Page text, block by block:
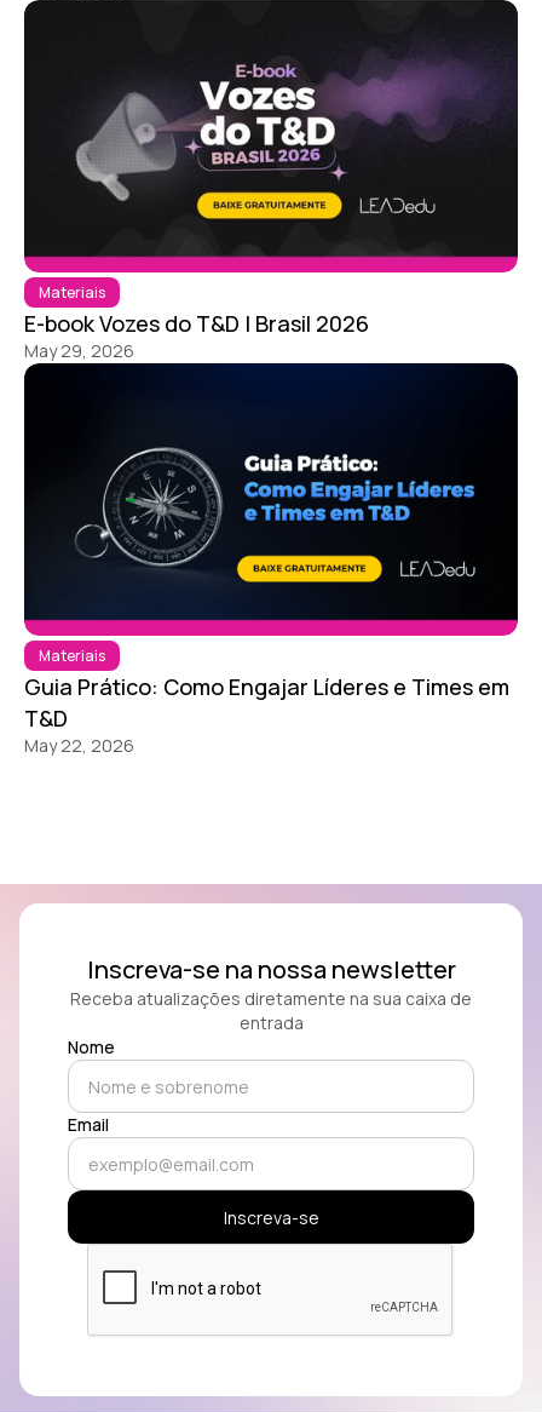
Materiais
E-book Vozes do T&D | Brasil 2026
May 29, 2026
Materiais
Guia Prático: Como Engajar Líderes e Times em
T&D
May 22, 2026
Inscreva-se na nossa newsletter
Receba atualizações diretamente na sua caixa de
entrada
Nome
Email